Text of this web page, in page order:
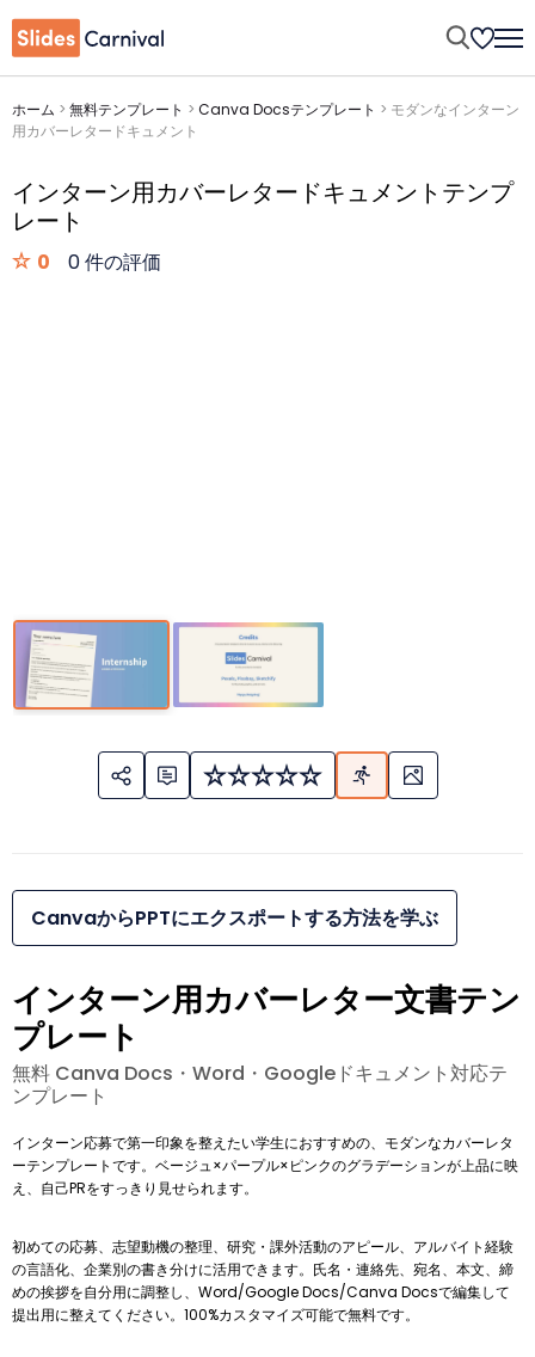
ホーム > 無料テンプレート > Canva Docsテンプレート > モダンなインターン
用カバーレタードキュメント
インターン用カバーレタードキュメントテンプ
レート
0 0 件の評価
CanvaからPPTにエクスポートする方法を学ぶ
インターン用カバーレター文書テン
プレート
無料 Canva Docs・Word・Googleドキュメント対応テ
ンプレート
インターン応募で第一印象を整えたい学生におすすめの、モダンなカバーレタ
ーテンプレートです。ベージュ×パープル×ピンクのグラデーションが上品に映
え、自己PRをすっきり見せられます。
初めての応募、志望動機の整理、研究・課外活動のアピール、アルバイト経験
の言語化、企業別の書き分けに活用できます。氏名・連絡先、宛名、本文、締
めの挨拶を自分用に調整し、Word/Google Docs/Canva Docsで編集して
提出用に整えてください。100%カスタマイズ可能で無料です。